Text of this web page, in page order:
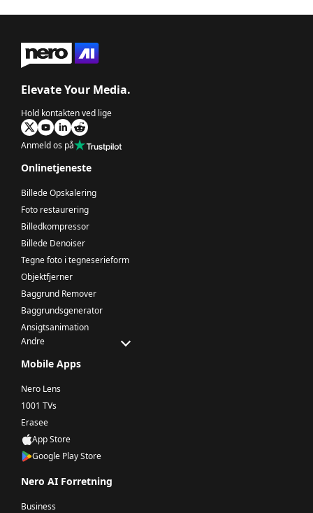
Elevate Your Media.
Hold kontakten ved lige
Anmeld os på
Onlinetjeneste
Billede Opskalering
Foto restaurering
Billedkompressor
Billede Denoiser
Tegne foto i tegneserieform
Objektfjerner
Baggrund Remover
Baggrundsgenerator
Ansigtsanimation
Andre
Mobile Apps
Nero Lens
1001 TVs
Erasee
App Store
Google Play Store
Nero AI Forretning
Business